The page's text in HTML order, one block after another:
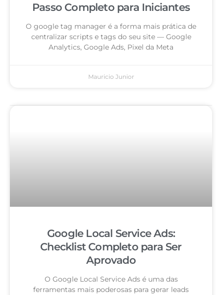
Passo Completo para Iniciantes
O google tag manager é a forma mais prática de
centralizar scripts e tags do seu site — Google
Analytics, Google Ads, Pixel da Meta
Mauricio Junior
Google Local Service Ads:
Checklist Completo para Ser
Aprovado
O Google Local Service Ads é uma das
ferramentas mais poderosas para gerar leads